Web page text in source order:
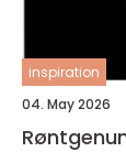
inspiration
04. May 2026